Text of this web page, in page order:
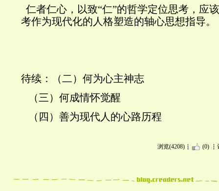
仁者仁心，以致“仁”的哲学定位思考，应
考作为现代化的人格塑造的轴心思想指导。
待续：（二）何为心主神志
（三）何成情怀觉醒
（四）善为现代人的心路历程
浏览(4208) (0)